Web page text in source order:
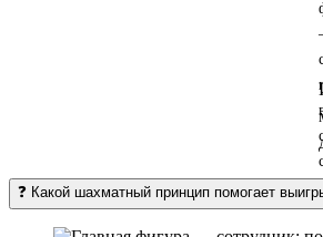
❓ Какой шахматный принцип помогает